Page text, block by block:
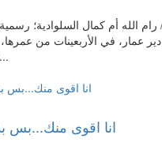
الله أم كمال السلوادية؛
عمار، في الأربعينات من عمرها،
التي تحتوي ع...
انا اقوى